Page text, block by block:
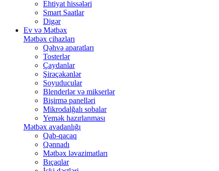
Ehtiyat hissələri
Smart Saatlar
Digər
Ev və Mətbəx
Mətbəx cihazları
Qəhvə aparatları
Tosterlər
Çaydanlar
Şirəçəkənlər
Soyuducular
Blenderlər və mikserlər
Bişirmə panelləri
Mikrodalğalı sobalar
Yemək hazırlanması
Mətbəx avadanlığı
Qab-qacaq
Qənnadı
Mətbəx ləvazimatları
Bıçaqlar